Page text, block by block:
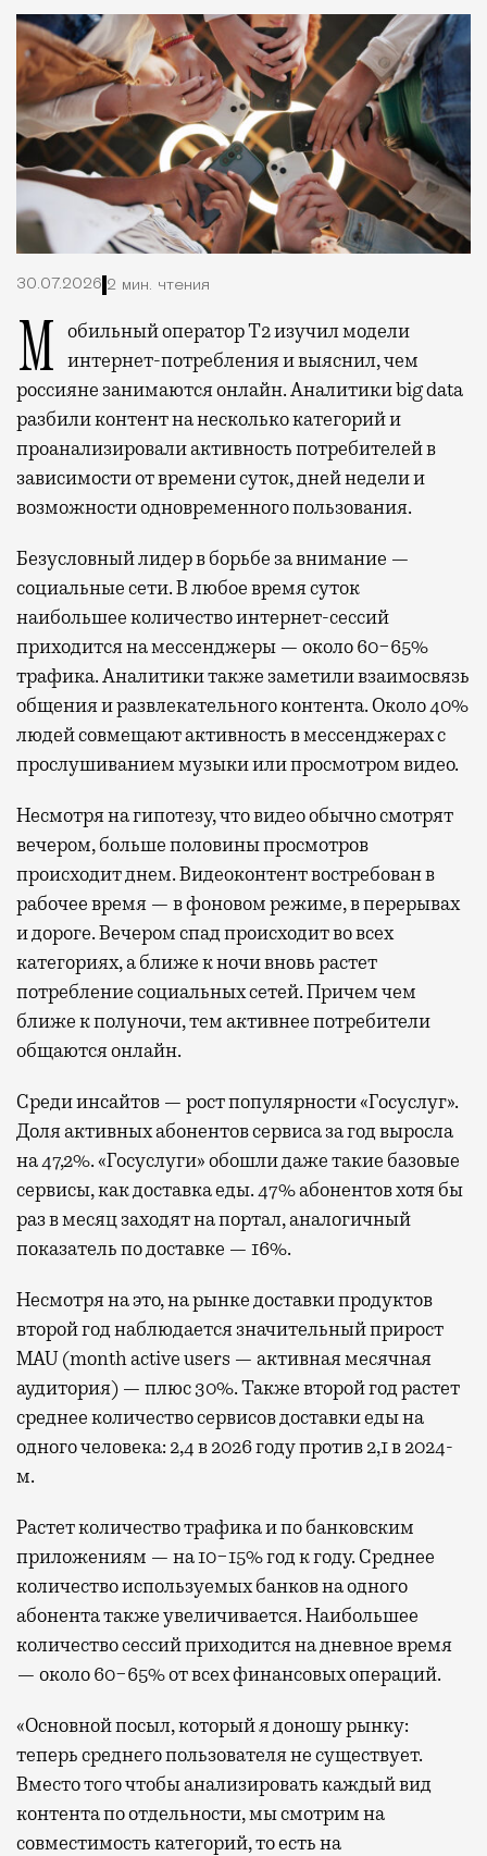
30.07.2026 2 мин. чтения
Мобильный оператор Т2 изучил модели интернет-потребления и выяснил, чем
россияне занимаются онлайн. Аналитики big data
разбили контент на несколько категорий и
проанализировали активность потребителей в
зависимости от времени суток, дней недели и
возможности одновременного пользования.
Безусловный лидер в борьбе за внимание —
социальные сети. В любое время суток
наибольшее количество интернет-сессий
приходится на мессенджеры — около 60−65%
трафика. Аналитики также заметили взаимосвязь
общения и развлекательного контента. Около 40%
людей совмещают активность в мессенджерах с
прослушиванием музыки или просмотром видео.
Несмотря на гипотезу, что видео обычно смотрят
вечером, больше половины просмотров
происходит днем. Видеоконтент востребован в
рабочее время — в фоновом режиме, в перерывах
и дороге. Вечером спад происходит во всех
категориях, а ближе к ночи вновь растет
потребление социальных сетей. Причем чем
ближе к полуночи, тем активнее потребители
общаются онлайн.
Среди инсайтов — рост популярности «Госуслуг».
Доля активных абонентов сервиса за год выросла
на 47,2%. «Госуслуги» обошли даже такие базовые
сервисы, как доставка еды. 47% абонентов хотя бы
раз в месяц заходят на портал, аналогичный
показатель по доставке — 16%.
Несмотря на это, на рынке доставки продуктов
второй год наблюдается значительный прирост
MAU (month active users — активная месячная
аудитория) — плюс 30%. Также второй год растет
среднее количество сервисов доставки еды на
одного человека: 2,4 в 2026 году против 2,1 в 2024-
м.
Растет количество трафика и по банковским
приложениям — на 10−15% год к году. Среднее
количество используемых банков на одного
абонента также увеличивается. Наибольшее
количество сессий приходится на дневное время
— около 60−65% от всех финансовых операций.
«Основной посыл, который я доношу рынку:
теперь среднего пользователя не существует.
Вместо того чтобы анализировать каждый вид
контента по отдельности, мы смотрим на
совместимость категорий, то есть на